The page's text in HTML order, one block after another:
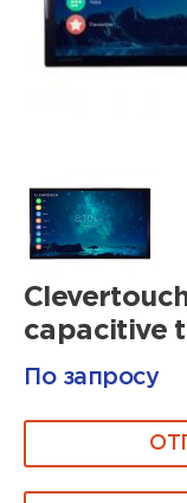
capacitive
По запросу